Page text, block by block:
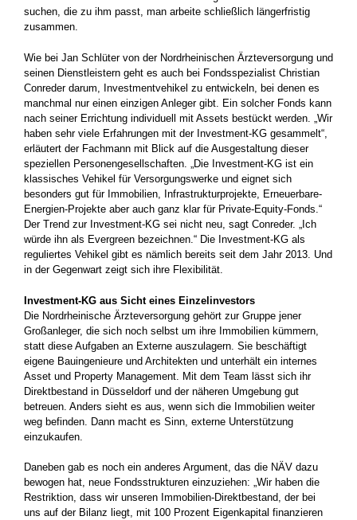
suchen, die zu ihm passt, man arbeite schließlich längerfristig
zusammen.
Wie bei Jan Schlüter von der Nordrheinischen Ärzteversorgung und
seinen Dienstleistern geht es auch bei Fondsspezialist Christian
Conreder darum, Investmentvehikel zu entwickeln, bei denen es
manchmal nur einen einzigen Anleger gibt. Ein solcher Fonds kann
nach seiner Errichtung individuell mit Assets bestückt werden. „Wir
haben sehr viele Erfahrungen mit der Investment-KG gesammelt“,
erläutert der Fachmann mit Blick auf die Ausgestaltung dieser
speziellen Personengesellschaften. „Die Investment-KG ist ein
klassisches Vehikel für Versorgungswerke und eignet sich
besonders gut für Immobilien, Infrastrukturprojekte, Erneuerbare-
Energien-Projekte aber auch ganz klar für Private-Equity-Fonds.“
Der Trend zur Investment-KG sei nicht neu, sagt Conreder. „Ich
würde ihn als Evergreen bezeichnen.“ Die Investment-KG als
reguliertes Vehikel gibt es nämlich bereits seit dem Jahr 2013. Und
in der Gegenwart zeigt sich ihre Flexibilität.
Investment-KG aus Sicht eines Einzelinvestors
Die Nordrheinische Ärzteversorgung gehört zur Gruppe jener
Großanleger, die sich noch selbst um ihre Immobilien kümmern,
statt diese Aufgaben an Externe auszulagern. Sie beschäftigt
eigene Bauingenieure und Architekten und unterhält ein internes
Asset und Property Management. Mit dem Team lässt sich ihr
Direktbestand in Düsseldorf und der näheren Umgebung gut
betreuen. Anders sieht es aus, wenn sich die Immobilien weiter
weg befinden. Dann macht es Sinn, externe Unterstützung
einzukaufen.
Daneben gab es noch ein anderes Argument, das die NÄV dazu
bewogen hat, neue Fondsstrukturen einzuziehen: „Wir haben die
Restriktion, dass wir unseren Immobilien-Direktbestand, der bei
uns auf der Bilanz liegt, mit 100 Prozent Eigenkapital finanzieren